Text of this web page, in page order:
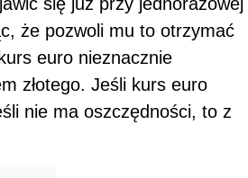
że pozwoli mu to otrzymać
euro nieznacznie
złotego. Jeśli kurs euro
nie ma oszczędności, to z